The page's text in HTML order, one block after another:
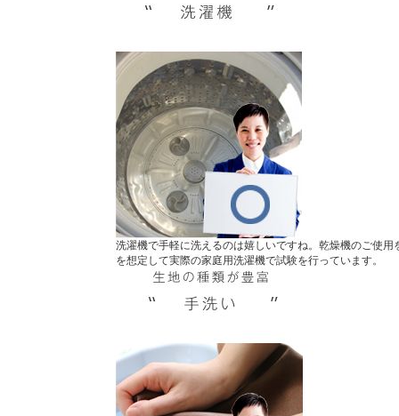
洗濯機で手軽に洗えるのは嬉しいですね。乾燥機のご使
を想定して実際の家庭用洗濯機で試験を行っています。